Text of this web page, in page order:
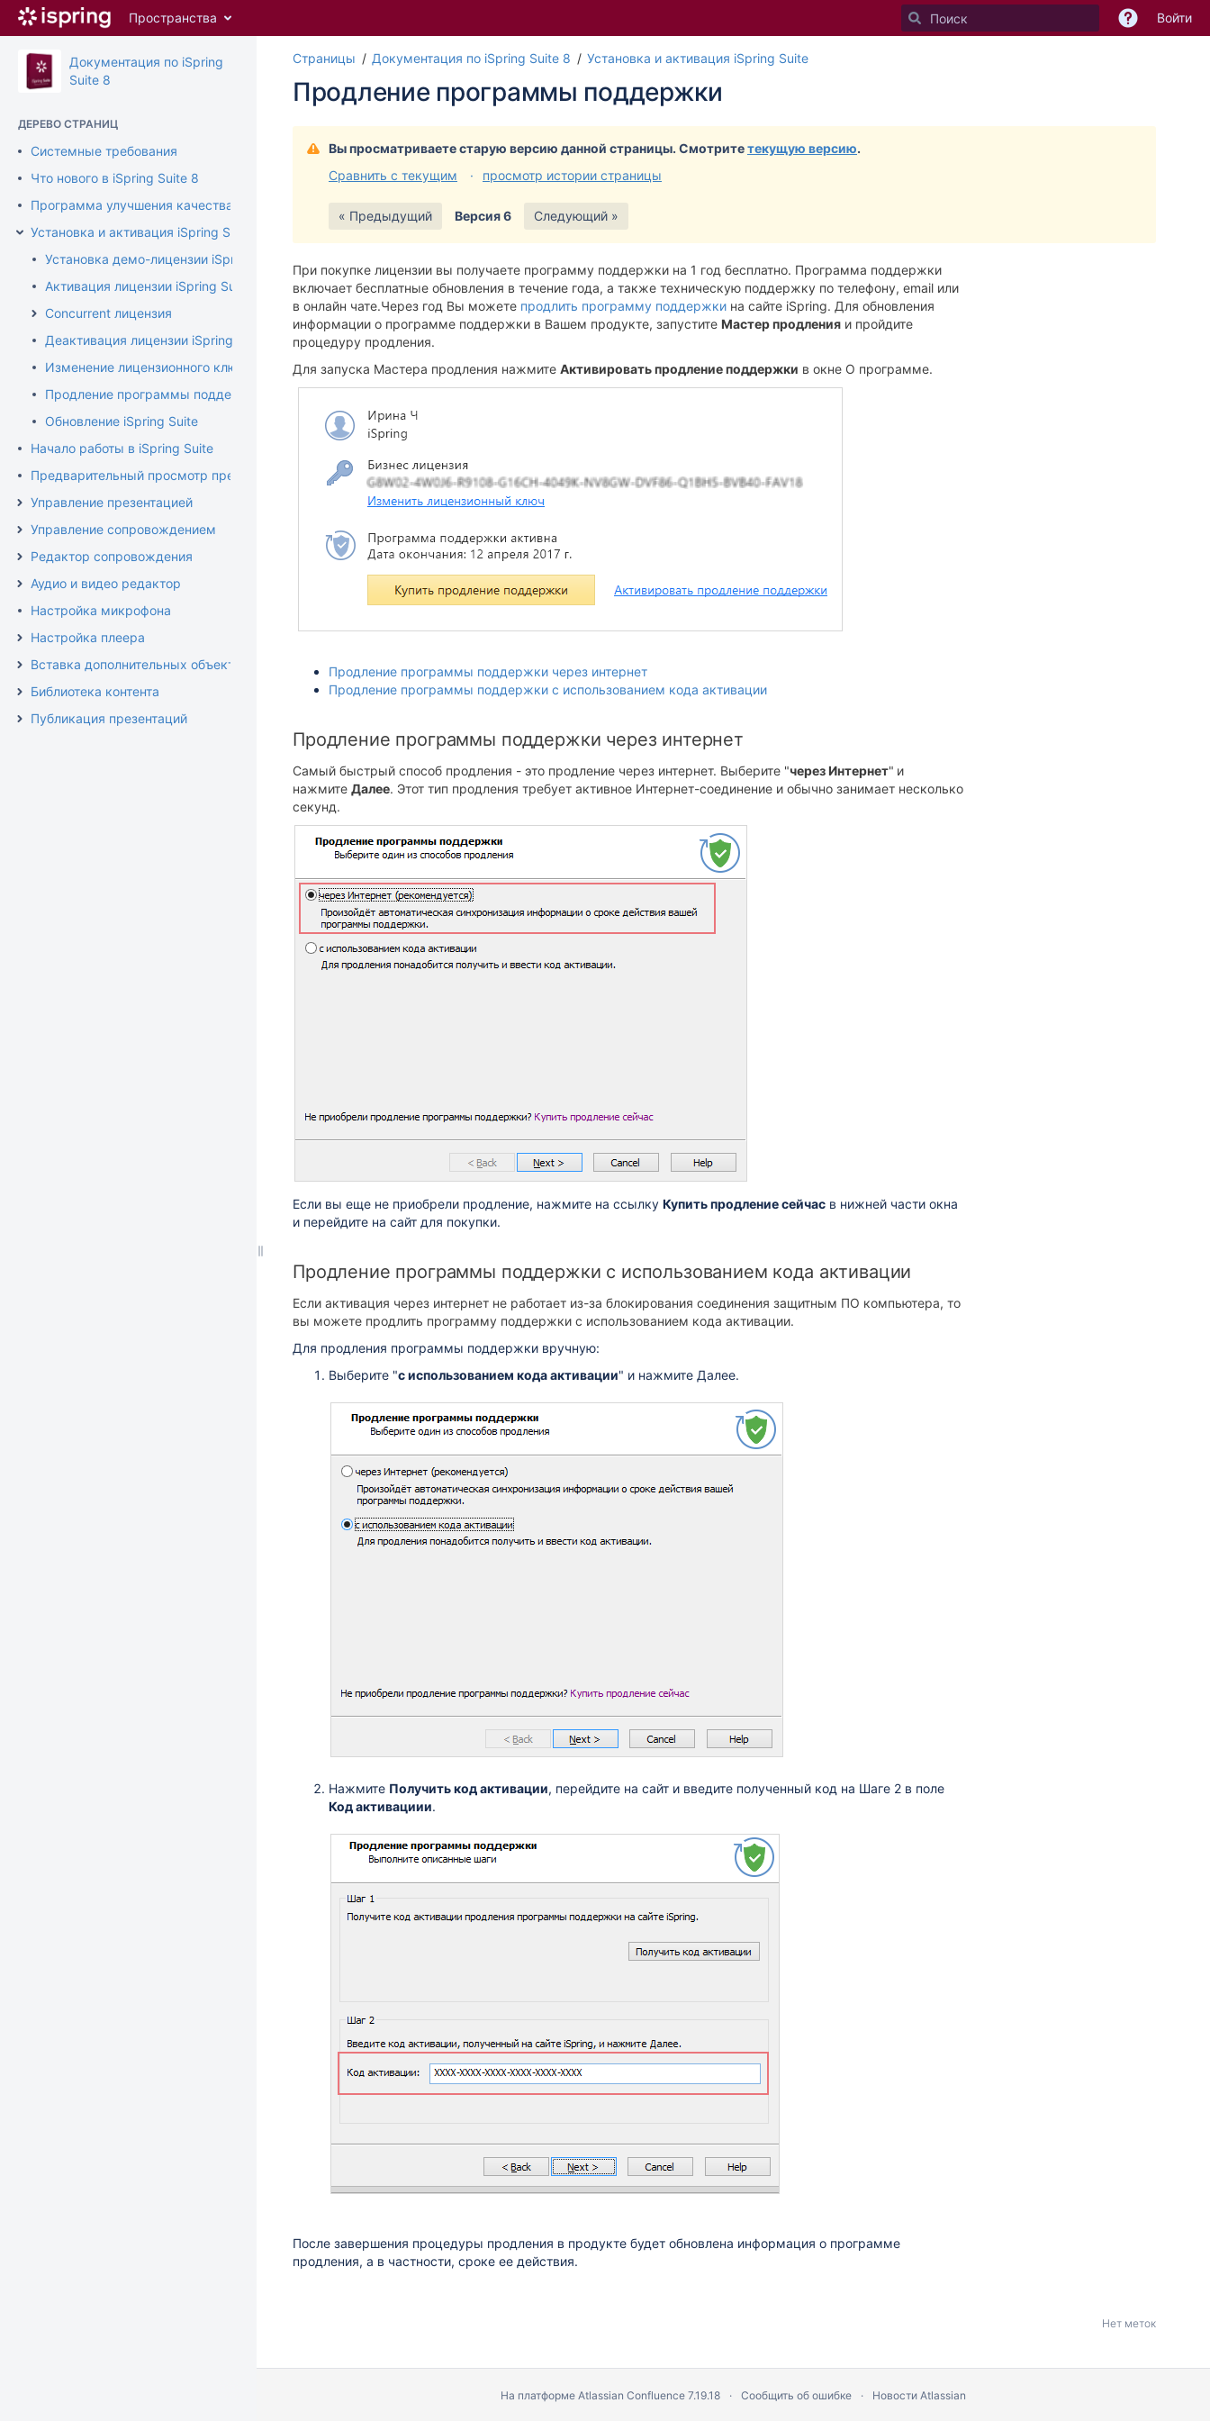
Перейти
содержимому
assistive.skiplink.to.breadcrumbs
assistive.skiplink.to.quick.search
Пространства Войти
Документация по iSpring
Suite 8
ДЕРЕВО СТРАНИЦ
Системные требования
Что нового в iSpring Suite 8
Программа улучшения качества продукта
Установка и активация iSpring Suite
Установка демо-лицензии iSpring Suite
Активация лицензии iSpring Suite
Concurrent лицензия
Деактивация лицензии iSpring Suite
Изменение лицензионного ключа или регистрационных данных
Продление программы поддержки
Обновление iSpring Suite
Начало работы в iSpring Suite
Предварительный просмотр презентации
Управление презентацией
Управление сопровождением
Редактор сопровождения
Аудио и видео редактор
Настройка микрофона
Настройка плеера
Вставка дополнительных объектов
Библиотека контента
Публикация презентаций
Страницы Документация по iSpring Suite 8 Установка и активация iSpring Suite
Продление программы поддержки
Вы просматриваете старую версию данной страницы. Смотритетекущую версию.
Сравнить с текущим
просмотр истории страницы
« Предыдущий Версия 6 Следующий »
При покупке лицензии вы получаете программу поддержки на 1 год бесплатно. Программа поддержки
включает бесплатные обновления в течение года, а также техническую поддержку по телефону, email или
в онлайн чате.Через год Вы можете продлить программу поддержки на сайте iSpring. Для обновления
информации о программе поддержки в Вашем продукте, запустите Мастер продления и пройдите
процедуру продления.
Для запуска Мастера продления нажмите Активировать продление поддержки в окне О программе.
Продление программы поддержки через интернет
Продление программы поддержки с использованием кода активации
Продление программы поддержки через интернет
Самый быстрый способ продления - это продление через интернет. Выберите "через Интернет" и
нажмите Далее. Этот тип продления требует активное Интернет-соединение и обычно занимает несколько
секунд.
Если вы еще не приобрели продление, нажмите на ссылку Купить продление сейчас в нижней части окна
и перейдите на сайт для покупки.
Продление программы поддержки с использованием кода активации
Если активация через интернет не работает из-за блокирования соединения защитным ПО компьютера, то
вы можете продлить программу поддержки с использованием кода активации.
Для продления программы поддержки вручную:
Выберите "с использованием кода активации" и нажмите Далее.
Нажмите Получить код активации, перейдите на сайт и введите полученный код на Шаге 2 в поле
Код активациии.
После завершения процедуры продления в продукте будет обновлена информация о программе
продления, а в частности, сроке ее действия.
Нет меток
На платформе Atlassian Confluence 7.19.18 Сообщить об ошибке Новости Atlassian